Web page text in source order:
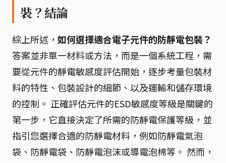
裝？結論
綜上所述， 如何選擇適合電子元件的防靜電包裝？
答案並非單一材料或方法，而是一個系統工程，需
要從元件的靜電敏感度評估開始，逐步考量包裝材
料的特性、包裝設計的細節、以及運輸和儲存環境
的控制。 正確評估元件的ESD敏感度等級是關鍵的
第一步，它直接決定了所需的防靜電保護等級，並
指引您選擇合適的防靜電材料，例如防靜電氣泡
袋、防靜電袋、防靜電泡沫或導電泡棉等。 然而，